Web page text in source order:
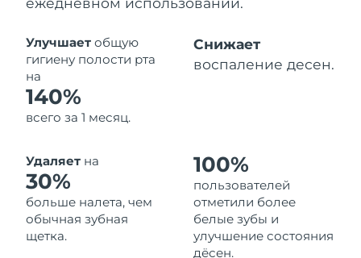
Улучшает общую
гигиену полости рта
на
140%
всего за 1 месяц.
Снижает
воспаление десен.
Удаляет на
30%
больше налета, чем
обычная зубная
щетка.
100%
пользователей
отметили более
белые зубы и
улучшение состояния
дёсен.
Турция
Ожидаемая дата доставки
Великобритания
Ожидаемая дата доставки
Соединенные
Штаты
Ожидаемая дата доставки
8/10/26